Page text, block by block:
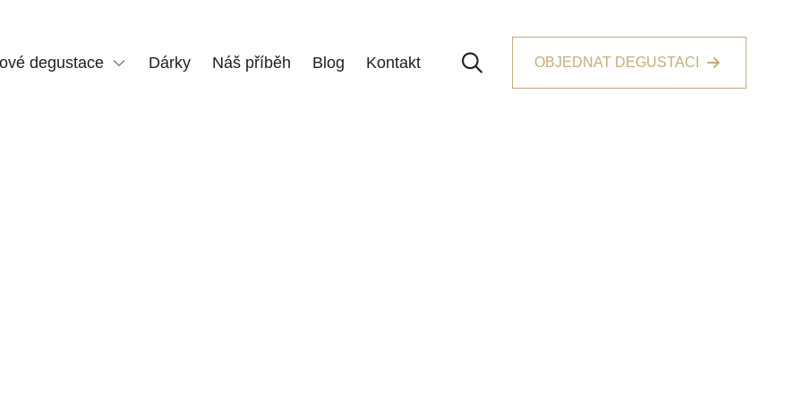
degustace Dárky Náš příběh Blog
Kontakt
Search for:
OBJEDNAT DEGUSTACI